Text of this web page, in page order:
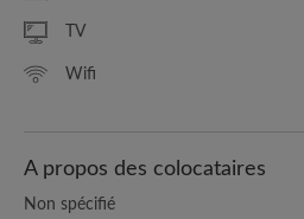
TV
Wifi
A propos des colocataires
Non spécifié